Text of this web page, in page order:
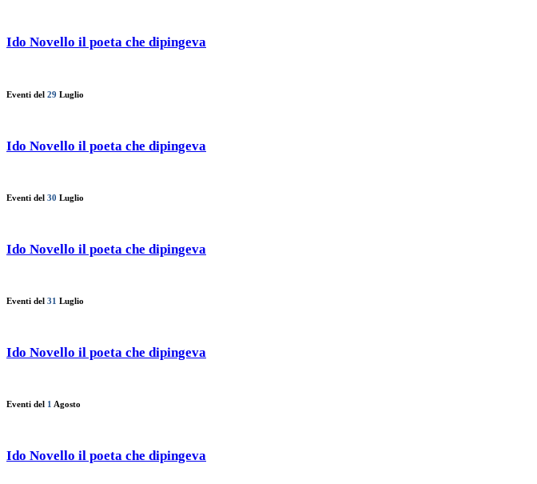
Ido Novello il poeta che dipingeva
Eventi del 29 Luglio
Ido Novello il poeta che dipingeva
Eventi del 30 Luglio
Ido Novello il poeta che dipingeva
Eventi del 31 Luglio
Ido Novello il poeta che dipingeva
Eventi del 1 Agosto
Ido Novello il poeta che dipingeva